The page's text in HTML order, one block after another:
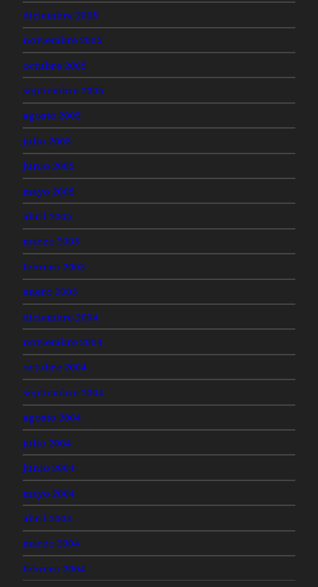
diciembre 2005
noviembre 2005
octubre 2005
septiembre 2005
agosto 2005
julio 2005
junio 2005
mayo 2005
abril 2005
marzo 2005
febrero 2005
enero 2005
diciembre 2004
noviembre 2004
octubre 2004
septiembre 2004
agosto 2004
julio 2004
junio 2004
mayo 2004
abril 2004
marzo 2004
febrero 2004